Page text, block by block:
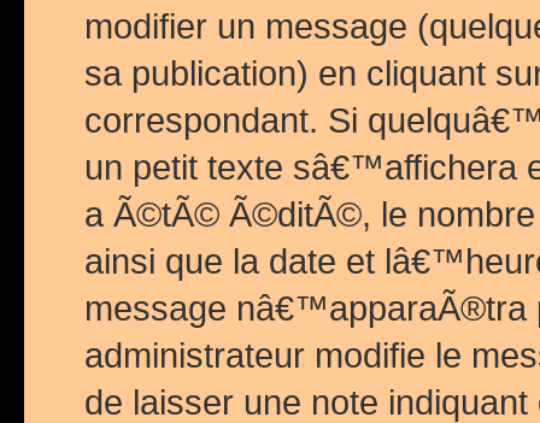
modifier un message
sa publication) en cliquant
correspondant. Si
un petit texte sâ€™affichera
a Ã©tÃ© Ã©ditÃ©, le
ainsi que la date et
message nâ€™apparaÃ®tra
administrateur modifie le
de laisser une note